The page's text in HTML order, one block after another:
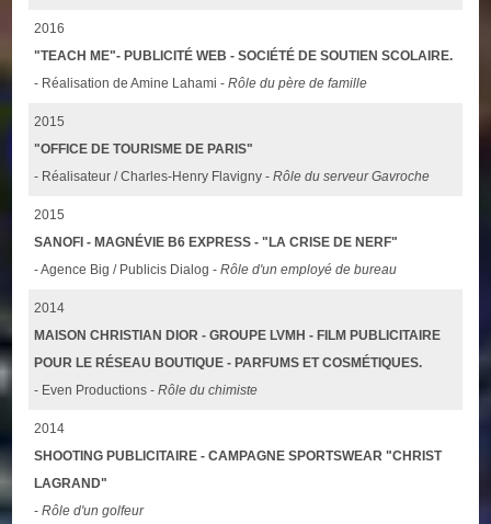
2016
"TEACH ME"- PUBLICITÉ WEB - SOCIÉTÉ DE SOUTIEN SCOLAIRE.
- Réalisation de Amine Lahami -Rôle du père de famille
2015
"OFFICE DE TOURISME DE PARIS"
- Réalisateur / Charles-Henry Flavigny -Rôle du serveur Gavroche
2015
SANOFI - MAGNÉVIE B6 EXPRESS - "LA CRISE DE NERF"
- Agence Big / Publicis Dialog -Rôle d'un employé de bureau
2014
MAISON CHRISTIAN DIOR - GROUPE LVMH - FILM PUBLICITAIRE
POUR LE RÉSEAU BOUTIQUE - PARFUMS ET COSMÉTIQUES.
- Even Productions -Rôle du chimiste
2014
SHOOTING PUBLICITAIRE - CAMPAGNE SPORTSWEAR "CHRIST
LAGRAND"
-Rôle d'un golfeur